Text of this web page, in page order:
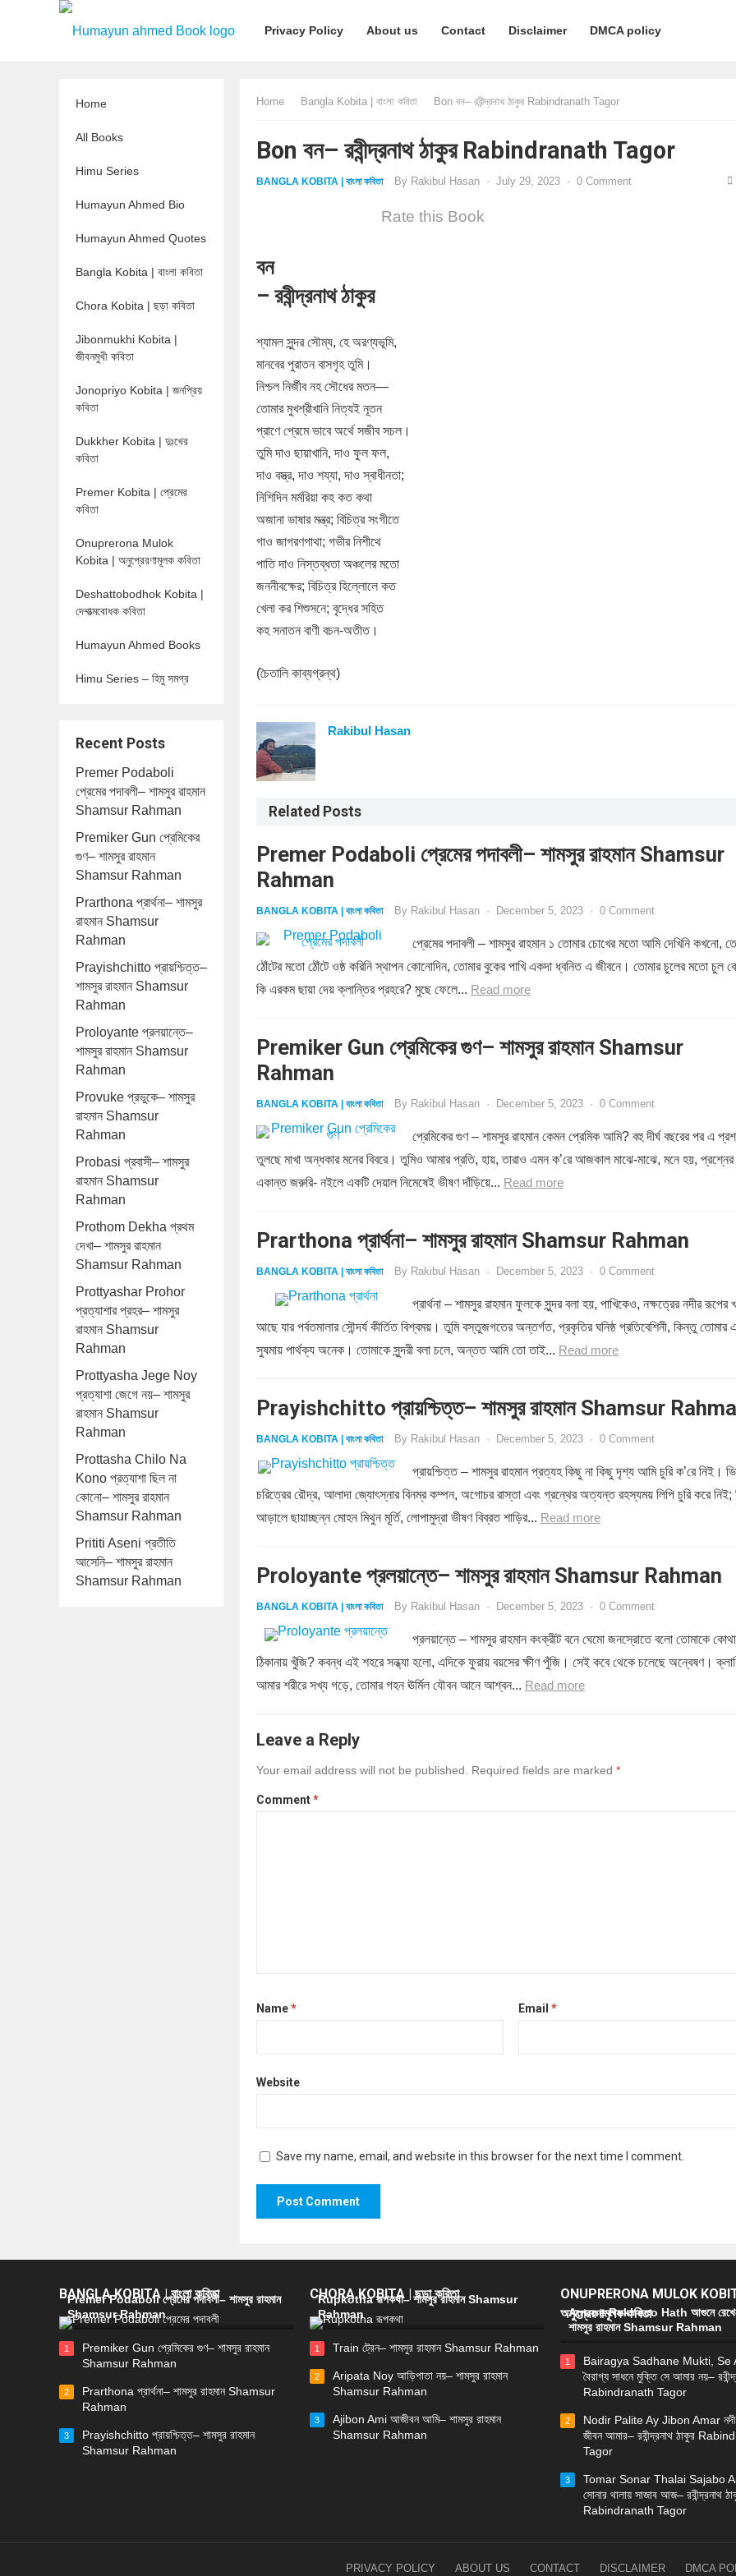
Privacy Policy About us Contact Disclaimer DMCA policy
Home
All Books
Himu Series
Humayun Ahmed Bio
Humayun Ahmed Quotes
Bangla Kobita | বাংলা কবিতা
Chora Kobita | ছড়া কবিতা
Jibonmukhi Kobita |
জীবনমুখী কবিতা
Jonopriyo Kobita | জনপ্রিয়
কবিতা
Dukkher Kobita | দুঃখের
কবিতা
Premer Kobita | প্রেমের
কবিতা
Onuprerona Mulok
Kobita | অনুপ্রেরণামূলক কবিতা
Deshattobodhok Kobita |
দেশাত্মবোধক কবিতা
Humayun Ahmed Books
Himu Series – হিমু সমগ্র
Recent Posts
Premer Podaboli
প্রেমের পদাবলী– শামসুর রাহমান
Shamsur Rahman
Premiker Gun প্রেমিকের
গুণ– শামসুর রাহমান
Shamsur Rahman
Prarthona প্রার্থনা– শামসুর
রাহমান Shamsur
Rahman
Prayishchitto প্রায়শ্চিত্ত–
শামসুর রাহমান Shamsur
Rahman
Proloyante প্রলয়ান্তে–
শামসুর রাহমান Shamsur
Rahman
Provuke প্রভুকে– শামসুর
রাহমান Shamsur
Rahman
Probasi প্রবাসী– শামসুর
রাহমান Shamsur
Rahman
Prothom Dekha প্রথম
দেখা– শামসুর রাহমান
Shamsur Rahman
Prottyashar Prohor
প্রত্যাশার প্রহর– শামসুর
রাহমান Shamsur
Rahman
Prottyasha Jege Noy
প্রত্যাশা জেগে নয়– শামসুর
রাহমান Shamsur
Rahman
Prottasha Chilo Na
Kono প্রত্যাশা ছিল না
কোনো– শামসুর রাহমান
Shamsur Rahman
Prititi Aseni প্রতীতি
আসেনি– শামসুর রাহমান
Shamsur Rahman
Home Bangla Kobita | বাংলা কবিতা Bon বন– রবীন্দ্রনাথ ঠাকুর Rabindranath Tagor
Bon বন– রবীন্দ্রনাথ ঠাকুর Rabindranath Tagor
BANGLA KOBITA | বাংলা কবিতা By Rakibul Hasan · July 29, 2023 · 0 Comment
Rate this Book
বন
– রবীন্দ্রনাথ ঠাকুর
শ্যামল সুন্দর সৌম্য, হে অরণ্যভূমি,
মানবের পুরাতন বাসগৃহ তুমি।
নিশ্চল নির্জীব নহ সৌধের মতন—
তোমার মুখশ্রীখানি নিত্যই নূতন
প্রাণে প্রেমে ভাবে অর্থে সজীব সচল।
তুমি দাও ছায়াখানি, দাও ফুল ফল,
দাও বস্ত্র, দাও শয্যা, দাও স্বাধীনতা;
নিশিদিন মর্মরিয়া কহ কত কথা
অজানা ভাষার মন্ত্র; বিচিত্র সংগীতে
গাও জাগরণগাথা; গভীর নিশীথে
পাতি দাও নিস্তব্ধতা অঞ্চলের মতো
জননীবক্ষের; বিচিত্র হিল্লোলে কত
খেলা কর শিশুসনে; বৃদ্ধের সহিত
কহ সনাতন বাণী বচন-অতীত।
(চৈতালি কাব্যগ্রন্থ)
Rakibul Hasan
Related Posts
Premer Podaboli প্রেমের পদাবলী– শামসুর রাহমান Shamsur
Rahman
BANGLA KOBITA | বাংলা কবিতা By Rakibul Hasan · December 5, 2023 · 0 Comment
প্রেমের পদাবলী – শামসুর রাহমান ১ তোমার চোখের মতো আমি দেখিনি কখনো,
ঠোঁটের মতো ঠোঁটে ওষ্ঠ করিনি স্থাপন কোনোদিন, তোমার বুকের পাখি একদা ধ্বনিত এ জীবনে। তোমার চুলের মতো চুল
কি এরকম ছায়া দেয় ক্লান্তির প্রহরে? মুছে ফেলে... Read more
Premiker Gun প্রেমিকের গুণ– শামসুর রাহমান Shamsur
Rahman
BANGLA KOBITA | বাংলা কবিতা By Rakibul Hasan · December 5, 2023 · 0 Comment
প্রেমিকের গুণ – শামসুর রাহমান কেমন প্রেমিক আমি? বহু দীর্ঘ বছরের পর এ
তুলছে মাখা অন্ধকার মনের বিবরে। তুমিও আমার প্রতি, হায়, তারাও এমন ক’রে আজকাল মাঝে-মাঝে, মনে হয়,
একান্ত জরুরি- নইলে একটি দেয়াল নিমেষেই ভীষণ দাঁড়িয়ে... Read more
Prarthona প্রার্থনা– শামসুর রাহমান Shamsur Rahman
BANGLA KOBITA | বাংলা কবিতা By Rakibul Hasan · December 5, 2023 · 0 Comment
প্রার্থনা – শামসুর রাহমান ফুলকে সুন্দর বলা হয়, পাখিকেও, নক্ষত্রের নদীর রূপের
আছে যার পর্বতমালার সৌন্দর্য কীর্তিত বিশ্বময়। তুমি বস্তুজগতের অন্তর্গত, প্রকৃতির ঘনিষ্ঠ প্রতিবেশিনী, কিন্তু তোমার
সুষমায় পার্থক্য অনেক। তোমাকে সুন্দরী বলা চলে, অন্তত আমি তো তাই... Read more
Prayishchitto প্রায়শ্চিত্ত– শামসুর রাহমান Shamsur
BANGLA KOBITA | বাংলা কবিতা By Rakibul Hasan · December 5, 2023 · 0 Comment
প্রায়শ্চিত্ত – শামসুর রাহমান প্রত্যহ কিছু না কিছু দৃশ্য আমি চুরি ক’রে নিই।
চরিত্রের রৌদ্র, আলাদা জ্যোৎস্নার বিনম্র কম্পন, অগোচর রাস্তা এবং গ্রন্থের অত্যন্ত রহস্যময় লিপি চুরি করে নিই;
আড়ালে ছায়াচ্ছন্ন মোহন মিথুন মূর্তি, লোপামুদ্রা ভীষণ বিব্রত শাড়ির... Read more
Proloyante প্রলয়ান্তে– শামসুর রাহমান Shamsur Rahman
BANGLA KOBITA | বাংলা কবিতা By Rakibul Hasan · December 5, 2023 · 0 Comment
প্রলয়ান্তে – শামসুর রাহমান কংক্রীট বনে ঘেমো জনস্রোতে বলো তোমাকে
ঠিকানায় খুঁজি? কবন্ধ এই শহরে সন্ধ্যা হলো, এদিকে ফুরায় বয়সের ক্ষীণ পুঁজি। সেই কবে থেকে চলেছে অন্বেষণ।
আমার শরীরে সখ্য গড়ে, তোমার গহন ঊর্মিল যৌবন আনে আশ্বন... Read more
Leave a Reply
Your email address will not be published. Required fields are marked *
Comment*
Name* Email*
Website
Save my name, email, and website in this browser for the next time I comment.
BANGLA KOBITA | বাংলা কবিতা
Premer Podaboli প্রেমের পদাবলী– শামসুর রাহমান
Shamsur Rahman
1
Premiker Gun প্রেমিকের গুণ– শামসুর রাহমান
Shamsur Rahman
2
Prarthona প্রার্থনা– শামসুর রাহমান Shamsur
Rahman
3
Prayishchitto প্রায়শ্চিত্ত– শামসুর রাহমান
Shamsur Rahman
CHORA KOBITA | ছড়া কবিতা
Rupkotha রূপকথা– শামসুর রাহমান Shamsur
Rahman
1 Train ট্রেন– শামসুর রাহমান Shamsur Rahman
2
Aripata Noy আড়িপাতা নয়– শামসুর রাহমান
Shamsur Rahman
3
Ajibon Ami আজীবন আমি– শামসুর রাহমান
Shamsur Rahman
ONUPRERONA MULOK
অনুপ্রেরণামূলক কবিতা
Agune Rekheco Hath আগুনে
শামসুর রাহমান Shamsur Rahman
1
Bairagya Sadhane Mukti, Se
বৈরাগ্য সাধনে মুক্তি সে আমার নয়–
Rabindranath Tagor
2
Nodir Palite Ay Jibon Amar
জীবন আমার– রবীন্দ্রনাথ ঠাকুর
Tagor
3
Tomar Sonar Thalai Sajabo
সোনার থালায় সাজাব আজ– রবীন্দ্রনাথ
Rabindranath Tagor
PRIVACY POLICY ABOUT US CONTACT DISCLAIMER DMCA